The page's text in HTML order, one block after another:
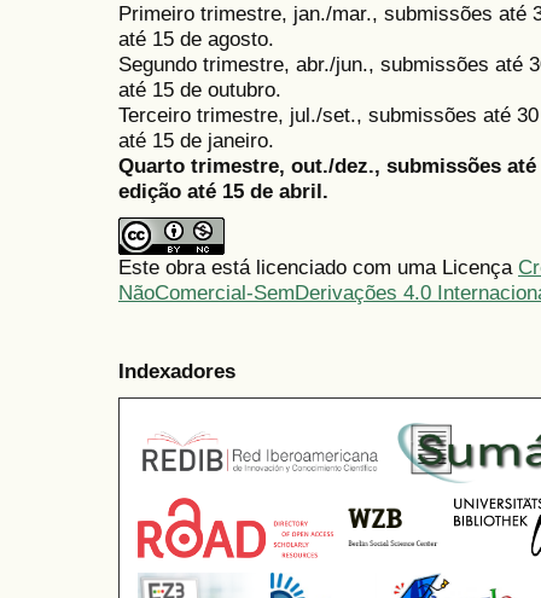
Primeiro trimestre, jan./mar., submissões até
até 15 de agosto.
Segundo trimestre, abr./jun., submissões até
até 15 de outubro.
Terceiro trimestre, jul./set., submissões até
até 15 de janeiro.
Quarto trimestre, out./dez., submissões
edição até 15 de abril.
Este obra está licenciado com uma Licença
NãoComercial-SemDerivações 4.0
Indexadores